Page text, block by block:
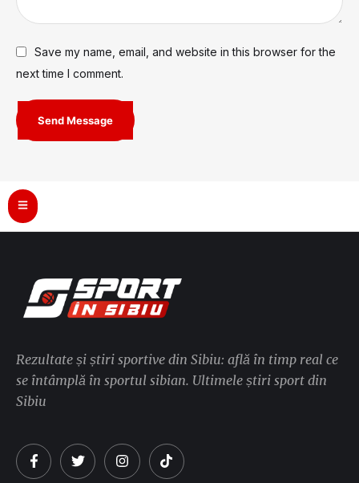
Save my name, email, and website in this browser for the
next time I comment.
Send Message
Rezultate și știri sportive din Sibiu: află în timp real ce
se întâmplă în sportul sibian. Ultimele știri sport din
Sibiu